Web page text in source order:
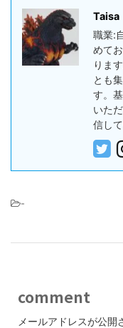
Taisa
職業:
めて
りま
とも
す。
いた
信し
-
comment
メールアドレスが公開